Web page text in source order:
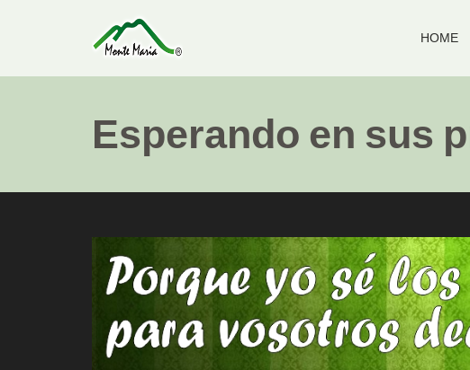
HOME
Esperando en sus